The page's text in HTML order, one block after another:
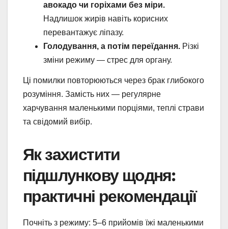
авокадо чи горіхами без міри.
Надлишок жирів навіть корисних
перевантажує ліпазу.
Голодування, а потім переїдання. Різкі
зміни режиму — стрес для органу.
Ці помилки повторюються через брак глибокого
розуміння. Замість них — регулярне
харчування маленькими порціями, теплі страви
та свідомий вибір.
Як захистити
підшлункову щодня:
практичні рекомендації
Почніть з режиму: 5–6 прийомів їжі маленькими